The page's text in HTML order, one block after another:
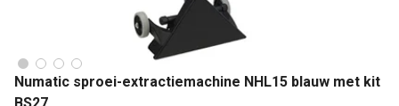
Numatic sproei-extractiemachine NHL15 blauw met kit